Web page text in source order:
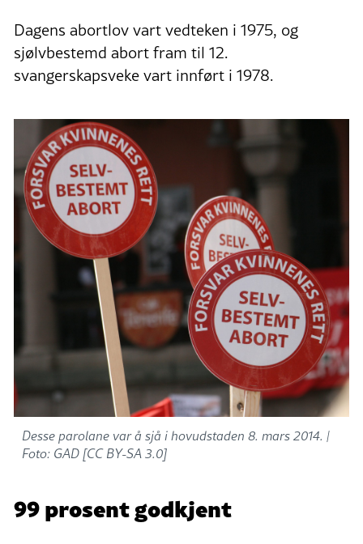
Dagens abortlov vart vedteken i 1975, og
sjølvbestemd abort fram til 12.
svangerskapsveke vart innført i 1978.
Desse parolane var å sjå i hovudstaden 8. mars 2014. |
Foto: GAD [CC BY-SA 3.0]
99 prosent godkjent